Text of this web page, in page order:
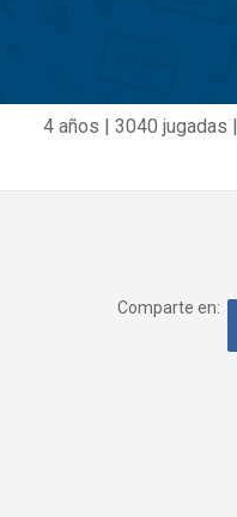
4 años | 3040 jugadas |
Comparte en: